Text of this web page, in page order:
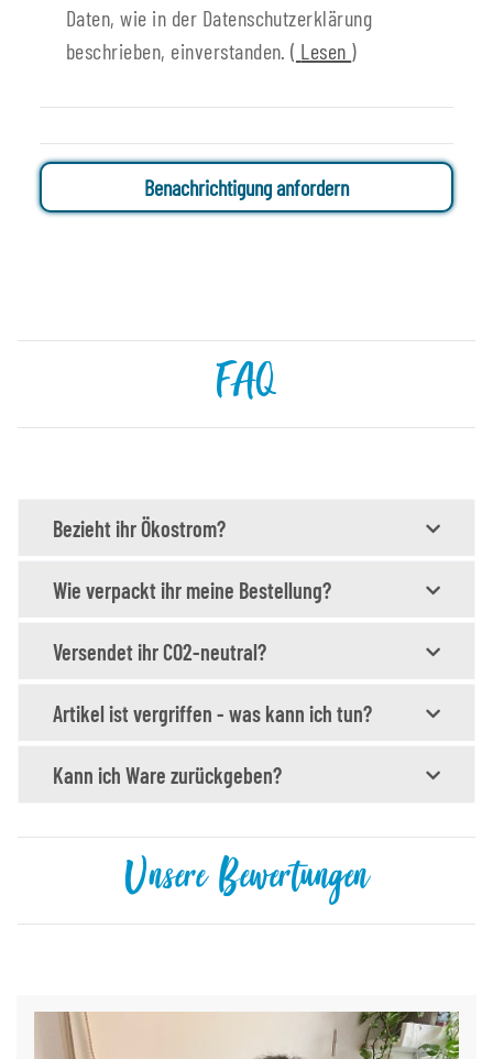
Daten, wie in der Datenschutzerklärung
beschrieben, einverstanden.( Lesen )
Benachrichtigung anfordern
FAQ
Bezieht ihr Ökostrom?
Wie verpackt ihr meine Bestellung?
Versendet ihr CO2-neutral?
Artikel ist vergriffen - was kann ich tun?
Kann ich Ware zurückgeben?
Unsere Bewertungen